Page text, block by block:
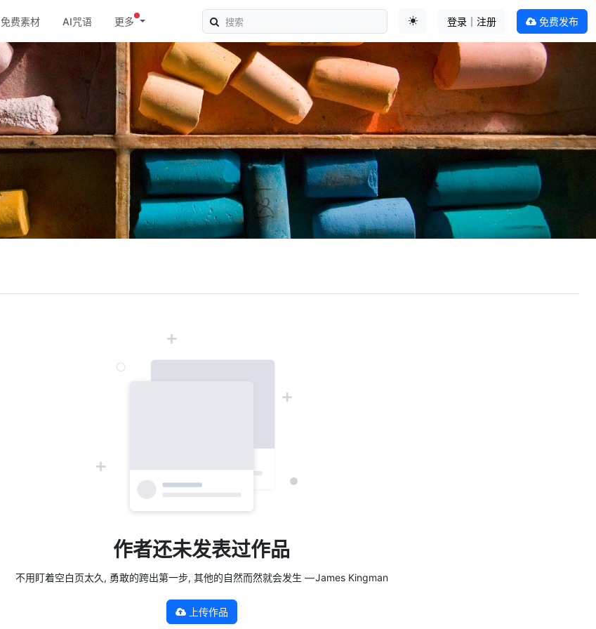
免费素材 AI咒语
更多
登录｜注册 免费发布
作者还未发表过作品
不用盯着空白页太久, 勇敢的跨出第一步, 其他的自然而然就会发生 — James Kingman
上传作品